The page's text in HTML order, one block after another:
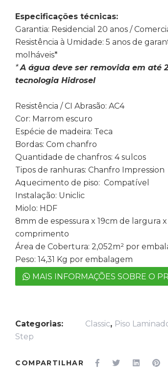
Especificações técnicas:
Garantia: Residencial 20 anos /
Resistência à Umidade: 5 anos de
molháveis*
*A água deve ser removida em até
tecnologia Hidrosel
Resistência / CI Abrasão: AC4
Cor: Marrom escuro
Espécie de madeira: Teca
Bordas: Com chanfro
Quantidade de chanfros: 4 sulcos
Tipos de ranhuras: Chanfro Impression
Aquecimento de piso: Compatível
Instalação: Uniclic
Miolo: HDF
8mm de espessura x 19cm de largura x
comprimento
Área de Cobertura: 2,052m² por
Peso: 14,31 Kg por embalagem
MAIS INFORMAÇÕES SOBRE O
Categorias: Classic, Piso
Step
COMPARTILHAR